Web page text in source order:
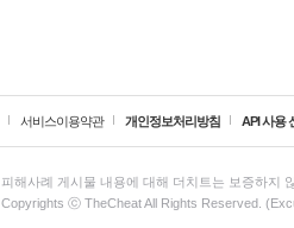
서비스이용약관 개인정보처리방침 API 사용
피해사례 게시물 내용에 대해 더치트는 보증하지
Copyrights ⓒ TheCheat All Rights Reserved.